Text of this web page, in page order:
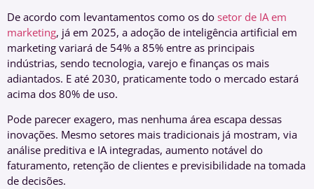
De acordo com levantamentos como os do setor de IA em
marketing, já em 2025, a adoção de inteligência artificial em
marketing variará de 54% a 85% entre as principais
indústrias, sendo tecnologia, varejo e finanças os mais
adiantados. E até 2030, praticamente todo o mercado estará
acima dos 80% de uso.
Pode parecer exagero, mas nenhuma área escapa dessas
inovações. Mesmo setores mais tradicionais já mostram, via
análise preditiva e IA integradas, aumento notável do
faturamento, retenção de clientes e previsibilidade na tomada
de decisões.